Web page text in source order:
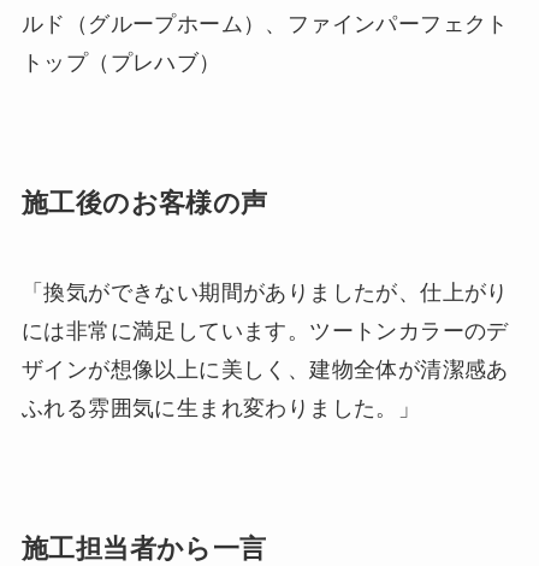
ルド（グループホーム）、ファインパーフェクト
トップ（プレハブ）
施工後のお客様の声
「換気ができない期間がありましたが、仕上がり
には非常に満足しています。ツートンカラーのデ
ザインが想像以上に美しく、建物全体が清潔感あ
ふれる雰囲気に生まれ変わりました。」
施工担当者から一言